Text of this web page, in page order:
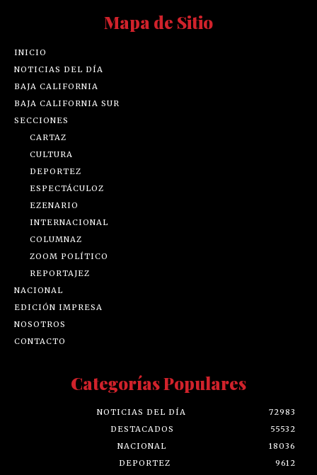
Mapa de Sitio
INICIO
NOTICIAS DEL DÍA
BAJA CALIFORNIA
BAJA CALIFORNIA SUR
SECCIONES
CARTAZ
CULTURA
DEPORTEZ
ESPECTÁCULOZ
EZENARIO
INTERNACIONAL
COLUMNAZ
ZOOM POLÍTICO
REPORTAJEZ
NACIONAL
EDICIÓN IMPRESA
NOSOTROS
CONTACTO
Categorías Populares
NOTICIAS DEL DÍA
72983
DESTACADOS
55532
NACIONAL
18036
DEPORTEZ
9612